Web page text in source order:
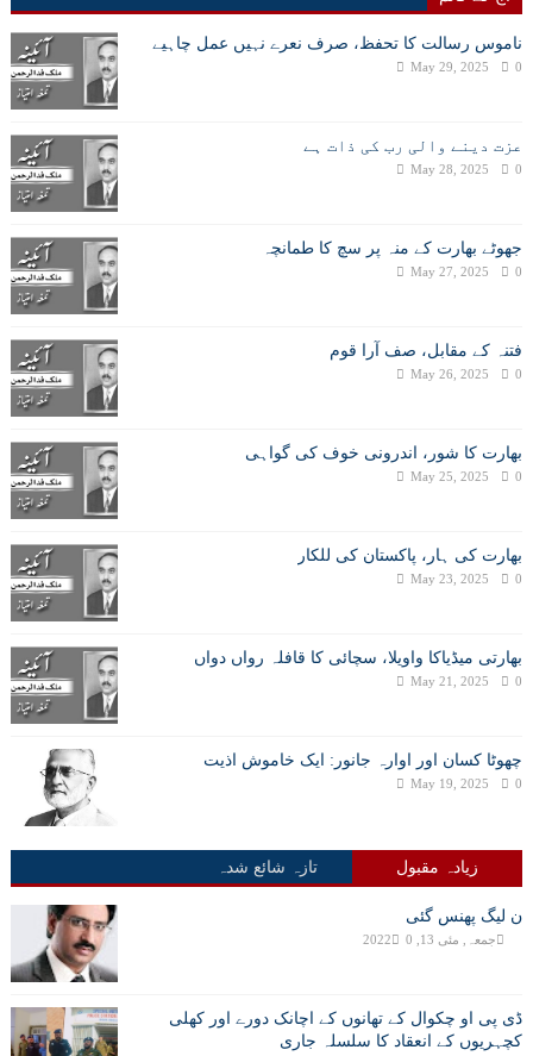
ناموس رسالت کا تحفظ، صرف نعرے نہیں عمل چاہیے
May 29, 2025 0
عزت دینے والی رب کی ذات ہے
May 28, 2025 0
جھوٹے بھارت کے منہ پر سچ کا طمانچہ
May 27, 2025 0
فتنہ کے مقابل، صف آرا قوم
May 26, 2025 0
بھارت کا شور، اندرونی خوف کی گواہی
May 25, 2025 0
بھارت کی ہار، پاکستان کی للکار
May 23, 2025 0
بھارتی میڈیاکا واویلا، سچائی کا قافلہ رواں دواں
May 21, 2025 0
چھوٹا کسان اور اوارہ جانور: ایک خاموش اذیت
May 19, 2025 0
زیادہ مقبول تازہ شائع شدہ
ن لیگ پھنس گئی
جمعہ, مئی 13, 2022 0
ڈی پی او چکوال کے تھانوں کے اچانک دورے اور کھلی
کچہریوں کے انعقاد کا سلسلہ جاری